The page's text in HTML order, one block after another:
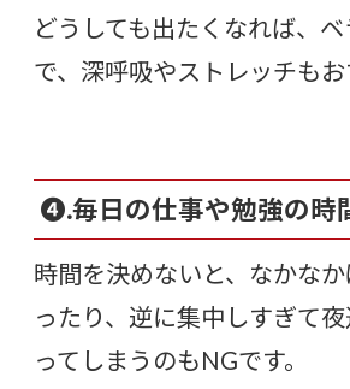
どうしても出たくなれば、
で、深呼吸やストレッチもお
❹.毎日の仕事や勉強の時
時間を決めないと、なかな
ったり、逆に集中しすぎて
ってしまうのもNGです。